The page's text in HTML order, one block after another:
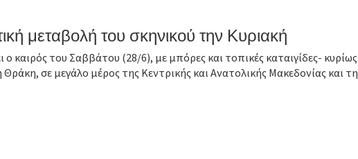
μεταβολή του σκηνικού την Κυριακή
ο καιρός του Σαββάτου (28/6), με μπόρες και τοπικές καταιγίδες- κυρίως
σε μεγάλο μέρος της Κεντρικής και Ανατολικής Μακεδονίας και τη